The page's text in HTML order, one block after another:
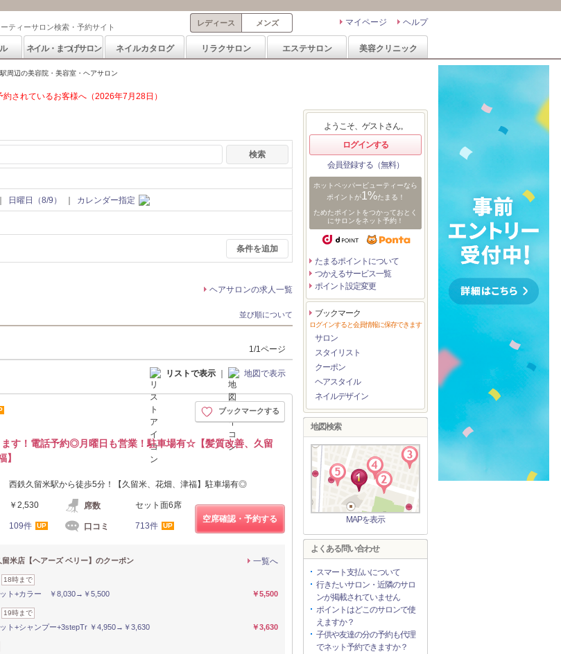
ティーサロン検索・予約サイト ヘルプ
マイページ
レディース メンズ
ネイル・まつげサロン ネイルカタログ リラクサロン エステサロン 美容クリニック
周辺の美容院・美容室・ヘアサロン
されているお客様へ（2026年7月28日）
日曜日（8/9） カレンダー指定
条件を追加
ヘアサロンの求人一覧
並び順について
1/1ページ
リストで表示 地図で表示
ブックマークする
す！電話予約◎月曜日も営業！駐車場有☆【髪質改善、久留
】
西鉄久留米駅から徒歩5分！【久留米、花畑、津福】駐車場有◎
￥2,530 席数 セット面6席
109件 UP 口コミ 713件 UP
空席確認・予約する
米店【ヘアーズ ベリー】のクーポン 一覧へ
18時まで
ット+カラー ￥8,030→￥5,500 ￥5,500
19時まで
ット+シャンプー+3stepTr ￥4,950→￥3,630 ￥3,630
ようこそ、ゲストさん。
ログインする
会員登録する（無料）
ホットペッパービューティーなら
ポイントが1%たまる！
ためたポイントをつかっておとく
にサロンをネット予約！
たまるポイントについて
つかえるサービス一覧
ポイント設定変更
ブックマーク
ログインすると会員情報に保存できます
サロン
スタイリスト
クーポン
ヘアスタイル
ネイルデザイン
地図検索
MAPを表示
よくある問い合わせ
スマート支払いについて
行きたいサロン・近隣のサロ
ンが掲載されていません
ポイントはどこのサロンで使
えますか？
子供や友達の分の予約も代理
でネット予約できますか？